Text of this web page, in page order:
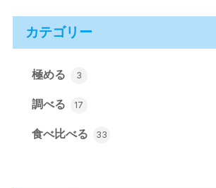
カテゴリー
極める 3
調べる 17
食べ比べる 33